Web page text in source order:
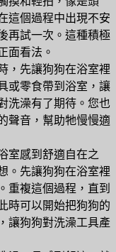
這個過程中出現不安
再試一次。這種積極
面看法。
，先讓狗狗在浴室裡
或零食帶到浴室，讓
洗澡有了期待。您也
聲音，幫助牠慢慢適
室感到舒適自在之
。先讓狗狗在浴室裡
重複這個過程，直到
時可以開始把狗狗的
讓狗狗對洗澡工具產